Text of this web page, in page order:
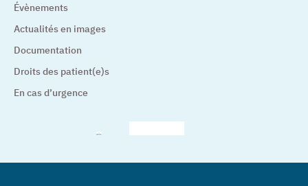
Évènements
Actualités en images
Documentation
Droits des patient(e)s
En cas d’urgence